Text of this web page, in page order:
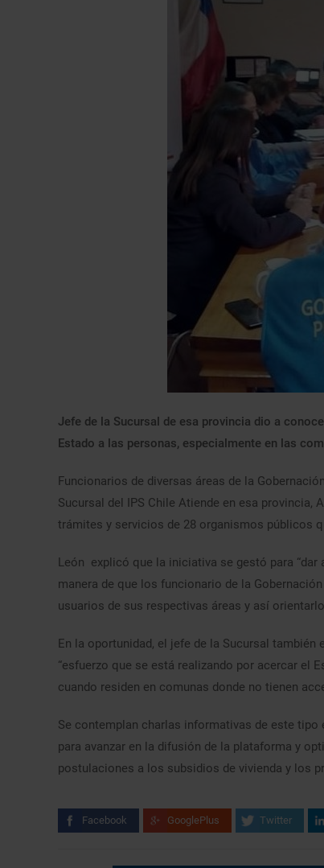
Jefe de la Sucursal de esa provincia dio a
Estado a las personas, especialmente en las
Funcionarios de diversas áreas de la
Sucursal del IPS Chile Atiende en esa
trámites y servicios de 28 organismos públicos
León explicó que la iniciativa se gestó para
manera de que los funcionario de la
usuarios de sus respectivas áreas y así
En la oportunidad, el jefe de la Sucursal también
“esfuerzo que se está realizando por acercar el
cuando residen en comunas donde no tienen
Se contemplan charlas informativas de este
para avanzar en la difusión de la plataforma y
postulaciones a los subsidios de vivienda y los
Facebook GooglePlus Twitter